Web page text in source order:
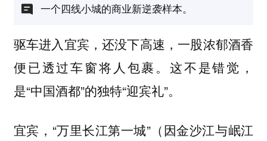
一个四线小城的商业新逆袭样本。
驱车进入宜宾，还没下高速，一股浓郁酒香
便已透过车窗将人包裹。这不是错觉，
是“中国酒都”的独特“迎宾礼”。
宜宾，“万里长江第一城”（因金沙江与岷江